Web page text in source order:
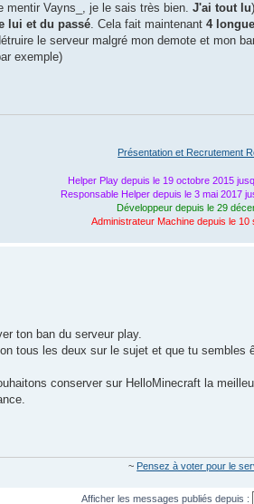
mentir Vayns_, je le sais très bien. J'ai tout lu)
lui et du passé. Cela fait maintenant 4
le serveur malgré mon demote et mon
exemple)
Présentation et Recrutement
Helper Play depuis le 19 octobre 2015
Responsable Helper depuis le 3 mai 2017
Développeur depuis le 29
Administrateur Machine depuis le 10
ton ban du serveur play.
tous les deux sur le sujet et que tu sembles
conserver sur HelloMinecraft la
~ Pensez à voter pour le
Afficher les messages publiés depuis :